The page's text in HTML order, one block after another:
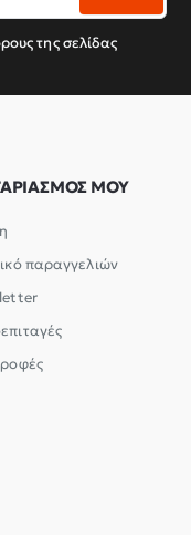
της σελίδας
ΜΟΥ
παραγγελιών